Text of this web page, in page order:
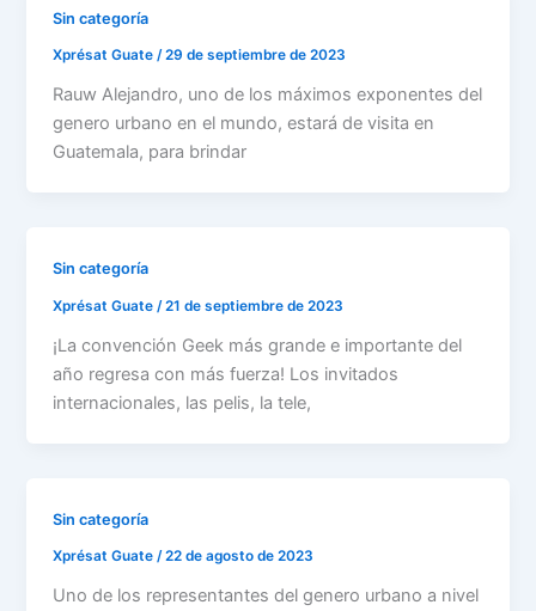
Sin categoría
Xprésat Guate/29 de septiembre de 2023
Rauw Alejandro, uno de los máximos exponentes del
genero urbano en el mundo, estará de visita en
Guatemala, para brindar
Sin categoría
Xprésat Guate/21 de septiembre de 2023
¡La convención Geek más grande e importante del
año regresa con más fuerza! Los invitados
internacionales, las pelis, la tele,
Sin categoría
Xprésat Guate/22 de agosto de 2023
Uno de los representantes del genero urbano a nivel